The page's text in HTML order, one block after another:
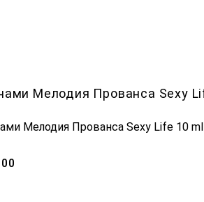
Мелодия Прованса Sexy Life 10 ml